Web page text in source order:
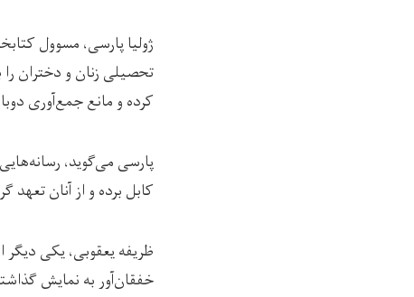
ژولیا پارسی، مسوول
تحصیلی زنان و دختران
کرده و مانع جمع‌آوری
پارسی می‌گوید،
کابل برده و از آنان
ظریفه یعقوبی، یکی
خفقان‌آور به نمایش